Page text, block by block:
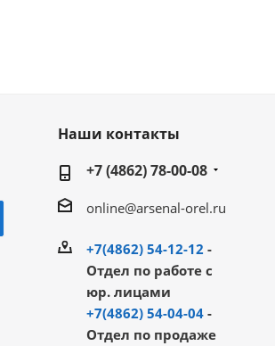
Наши контакты
+7 (4862) 78-00-08
online@arsenal-orel.ru
+7(4862) 54-12-12 -
Отдел по работе с
юр. лицами
+7(4862) 54-04-04-
Отдел по продаже